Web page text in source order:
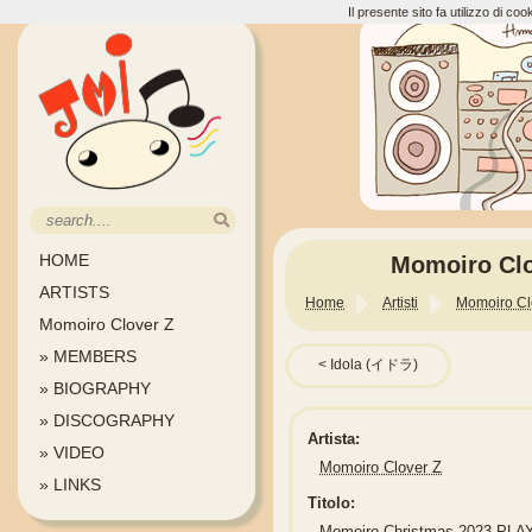
HOME
ARTISTS
Momoiro Clover Z
» MEMBERS
» BIOGRAPHY
» DISCOGRAPHY
» VIDEO
» LINKS
Momoiro
Home Artisti Momoiro
Idola (イドラ)
Artista:
Momoiro Clover Z
Titolo:
Il presente sito fa utilizzo di